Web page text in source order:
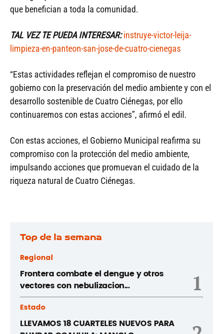
que benefician a toda la comunidad.
TAL VEZ TE PUEDA INTERESAR:instruye-victor-leija-
limpieza-en-panteon-san-jose-de-cuatro-cienegas
“Estas actividades reflejan el compromiso de nuestro
gobierno con la preservación del medio ambiente y con el
desarrollo sostenible de Cuatro Ciénegas, por ello
continuaremos con estas acciones”, afirmó el edil.
Con estas acciones, el Gobierno Municipal reafirma su
compromiso con la protección del medio ambiente,
impulsando acciones que promuevan el cuidado de la
riqueza natural de Cuatro Ciénegas.
Top de la semana
Regional
Frontera combate el dengue y otros
vectores con nebulizacion...
1
Estado
LLEVAMOS 18 CUARTELES NUEVOS PARA